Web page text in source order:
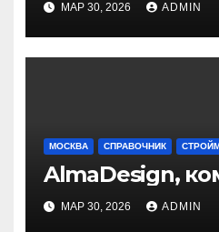
МАР 30, 2026 ADMIN
МОСКВА СПРАВОЧНИК
AlmaDesign,
МАР 30, 2026 ADMIN